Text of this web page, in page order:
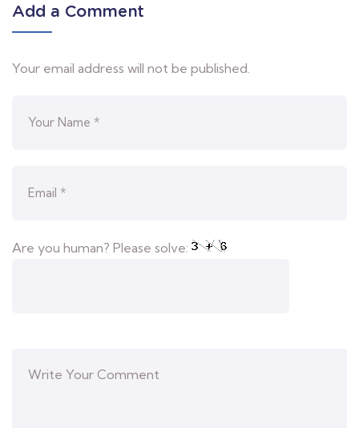
Add a Comment
Your email address will not be published.
Are you human? Please solve: